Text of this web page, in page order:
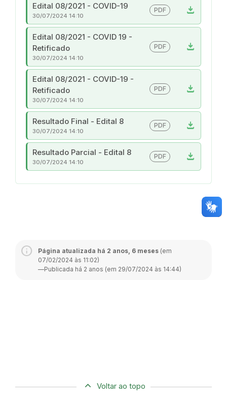
Edital 08/2021 - COVID-19 download
PDF
30/07/2024 14:10
Edital 08/2021 - COVID 19 -
Retificado
download
PDF
30/07/2024 14:10
Edital 08/2021 - COVID-19 -
Retificado
download
PDF
30/07/2024 14:10
Resultado Final - Edital 8 download
PDF
30/07/2024 14:10
Resultado Parcial - Edital 8 download
PDF
30/07/2024 14:10
Página atualizada há 2 anos, 6 meses (em
07/02/2024 às 11:02)
—Publicada há 2 anos (em 29/07/2024 às 14:44)
Voltar ao topo